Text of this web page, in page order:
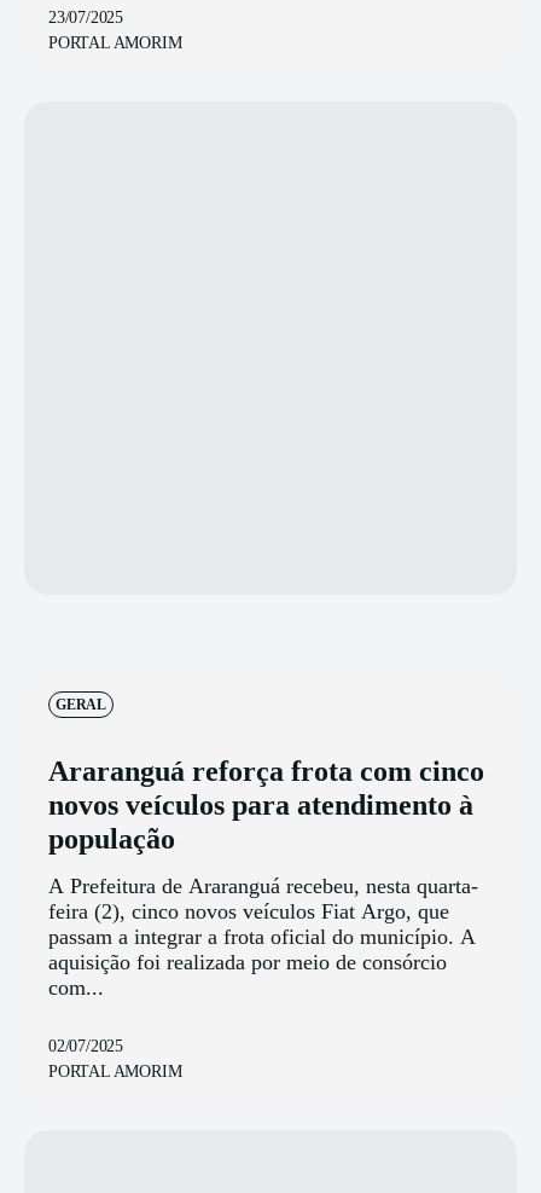
23/07/2025
PORTAL AMORIM
GERAL
Araranguá reforça frota com cinco
novos veículos para atendimento à
população
A Prefeitura de Araranguá recebeu, nesta quarta-
feira (2), cinco novos veículos Fiat Argo, que
passam a integrar a frota oficial do município. A
aquisição foi realizada por meio de consórcio
com...
02/07/2025
PORTAL AMORIM